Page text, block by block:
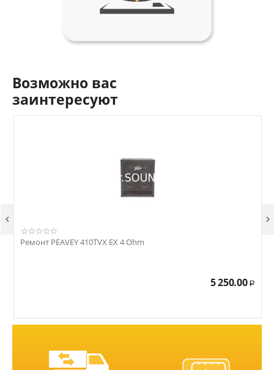
Возможно вас
заинтересуют
Ремонт PEAVEY 410TVX EX 4 Ohm
5 250.00 Р
 